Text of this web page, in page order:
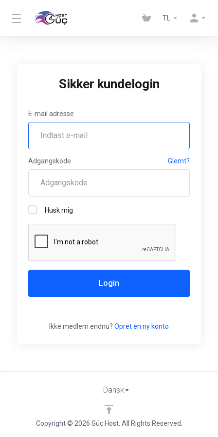
TL
Sikker kundelogin
E-mail adresse
Adgangskode Glemt?
Husk mig
Login
Ikke medlem endnu? Opret en ny konto
Copyright © 2026 Güç Host. All Rights Reserved.
Dansk